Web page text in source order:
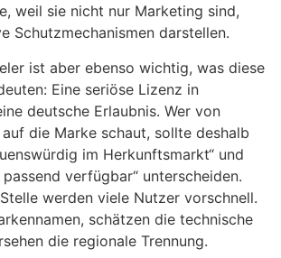
weil sie nicht nur Marketing sind,
Schutzmechanismen darstellen.
ist aber ebenso wichtig, was diese
Eine seriöse Lizenz in
deutsche Erlaubnis. Wer von
die Marke schaut, sollte deshalb
im Herkunftsmarkt“ und
verfügbar“ unterscheiden.
werden viele Nutzer vorschnell.
schätzen die technische
die regionale Trennung.